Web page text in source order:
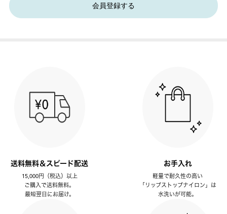
会員登録する
送料無料＆スピード配送
15,000円（税込）以上
ご購入で送料無料。
最短翌日にお届け。
お手入れ
軽量で耐久性の高い
「リップストップナイロン」は
水洗いが可能。